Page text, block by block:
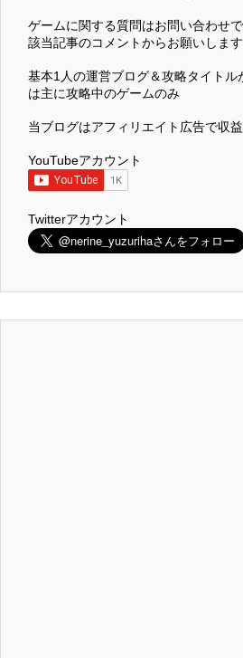
ゲームに関する質問はお問い合わせ
該当記事のコメントからお願いします
基本1人の運営ブログ＆攻略タイトル
は主に攻略中のゲームのみ
当ブログはアフィリエイト広告で収益
YouTubeアカウント
Twitterアカウント